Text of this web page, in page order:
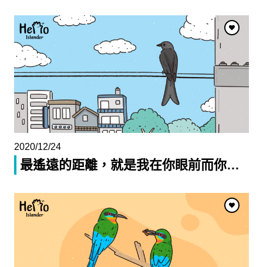
2020/12/24
最遙遠的距離，就是我在你眼前而你…